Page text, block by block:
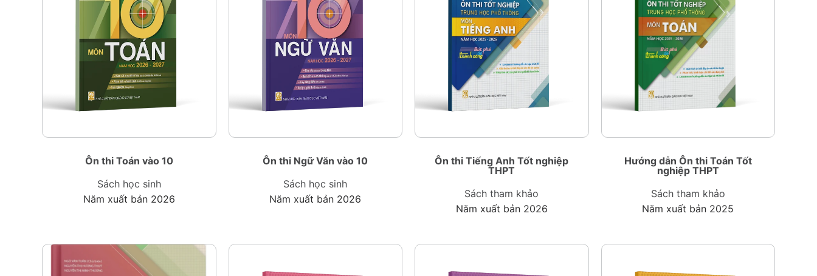
Ôn thi Toán vào 10
Sách học sinh
Năm xuất bản 2026
Ôn thi Ngữ Văn vào 10
Sách học sinh
Năm xuất bản 2026
Ôn thi Tiếng Anh Tốt nghiệp
THPT
Sách tham khảo
Năm xuất bản 2026
Hướng dẫn Ôn thi Toán Tốt
nghiệp THPT
Sách tham khảo
Năm xuất bản 2025